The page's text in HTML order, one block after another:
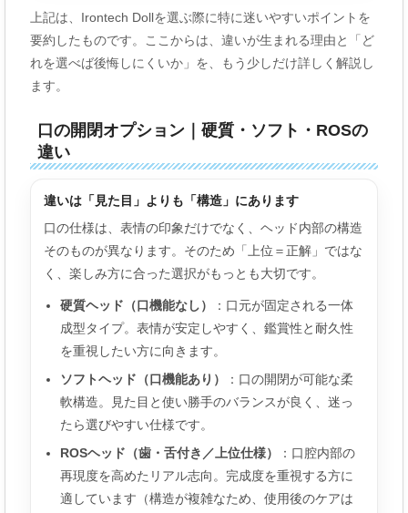
上記は、Irontech Dollを選ぶ際に特に迷いやすいポイントを
要約したものです。ここからは、違いが生まれる理由と「ど
れを選べば後悔しにくいか」を、もう少しだけ詳しく解説し
ます。
口の開閉オプション｜硬質・ソフト・ROSの
違い
違いは「見た目」よりも「構造」にあります
口の仕様は、表情の印象だけでなく、ヘッド内部の構造
そのものが異なります。そのため「上位＝正解」ではな
く、楽しみ方に合った選択がもっとも大切です。
硬質ヘッド（口機能なし）
：口元が固定される一体
成型タイプ。表情が安定しやすく、鑑賞性と耐久性
を重視したい方に向きます。
ソフトヘッド（口機能あり）
：口の開閉が可能な柔
軟構造。見た目と使い勝手のバランスが良く、迷っ
たら選びやすい仕様です。
ROSヘッド（歯・舌付き／上位仕様）
：口腔内部の
再現度を高めたリアル志向。完成度を重視する方に
適しています（構造が複雑なため、使用後のケアは